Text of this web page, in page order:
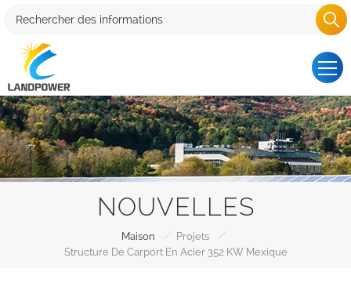
NOUVELLES
Maison / Projets
/
Structure De Carport En Acier 352 KW Mexique